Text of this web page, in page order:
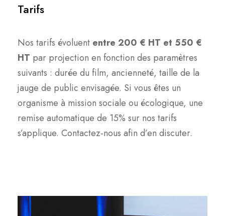
Tarifs
Nos tarifs évoluent entre 200 € HT et 550 €
HT par projection en fonction des paramètres
suivants : durée du film, ancienneté, taille de la
jauge de public envisagée. Si vous êtes un
organisme à mission sociale ou écologique, une
remise automatique de 15% sur nos tarifs
s’applique. Contactez-nous afin d’en discuter.